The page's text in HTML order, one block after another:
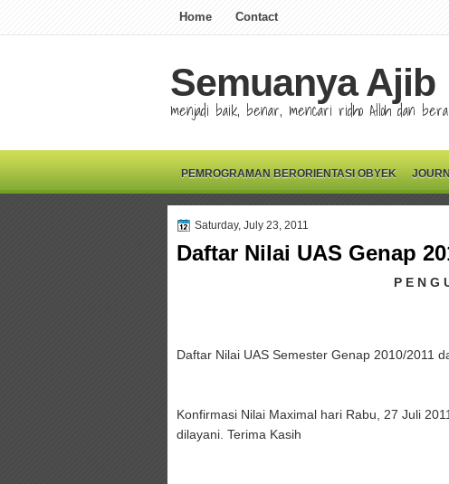
Home Contact
Semuanya Ajib
menjadi baik, benar, mencari ridho Alloh dan
PEMROGRAMAN BERORIENTASI OBYEK
Saturday, July 23, 2011
Daftar Nilai UAS Genap
P E N G
Daftar Nilai UAS Semester Genap 2010/2011
Konfirmasi Nilai Maximal hari Rabu, 27 Juli
dilayani. Terima Kasih